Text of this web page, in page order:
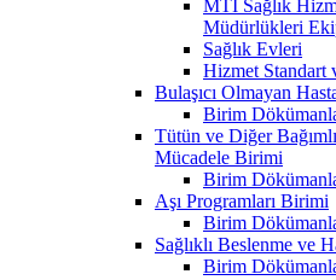
MTİ Sağlık
Müdürlükleri
Sağlık Evleri
Hizmet Standart
Bulaşıcı Olmayan
Birim
Tütün ve Diğer
Mücadele Birimi
Birim
Aşı Programları Birimi
Birim
Sağlıklı Beslenme ve
Birim